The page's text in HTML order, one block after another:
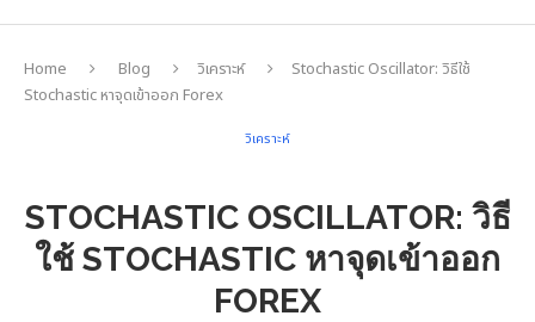
Home Blog วิเคราะห์
Stochastic Oscillator: วิธีใช้
Stochastic หาจุดเข้าออก Forex
วิเคราะห์
STOCHASTIC OSCILLATOR: วิธี
ใช้ STOCHASTIC หาจุดเข้าออก
FOREX